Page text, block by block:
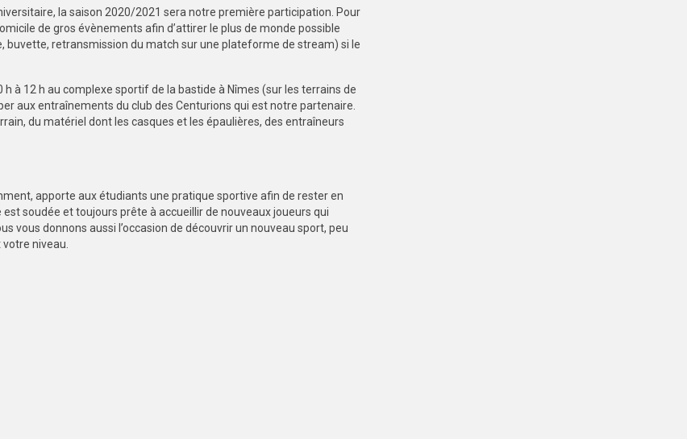
la saison 2020/2021 sera notre première participation. Pour
de gros évènements afin d’attirer le plus de monde possible
retransmission du match sur une plateforme de stream) si le
à 12 h au complexe sportif de la bastide à Nîmes (sur les terrains de
aux entraînements du club des Centurions qui est notre partenaire.
du matériel dont les casques et les épaulières, des entraîneurs
apporte aux étudiants une pratique sportive afin de rester en
soudée et toujours prête à accueillir de nouveaux joueurs qui
vous donnons aussi l’occasion de découvrir un nouveau sport, peu
niveau.